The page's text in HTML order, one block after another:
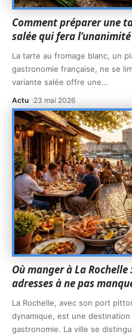
Comment préparer une
salée qui fera
La tarte au fromage blanc, un
gastronomie française, ne se
variante salée offre une…
Actu 23 mai 2026
Où manger à La
adresses à ne pas
La Rochelle, avec son port
dynamique, est une
gastronomie. La ville se